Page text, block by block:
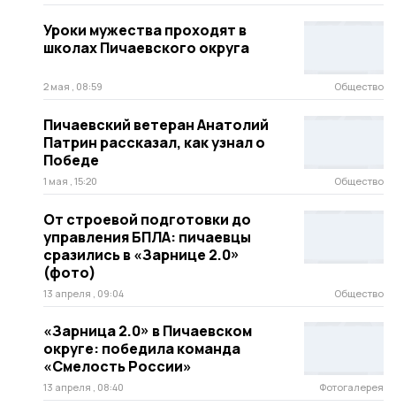
Уроки мужества проходят в
школах Пичаевского округа
2 мая , 08:59 Общество
Пичаевский ветеран Анатолий
Патрин рассказал, как узнал о
Победе
1 мая , 15:20 Общество
От строевой подготовки до
управления БПЛА: пичаевцы
сразились в «Зарнице 2.0»
(фото)
13 апреля , 09:04 Общество
«Зарница 2.0» в Пичаевском
округе: победила команда
«Смелость России»
13 апреля , 08:40 Фотогалерея